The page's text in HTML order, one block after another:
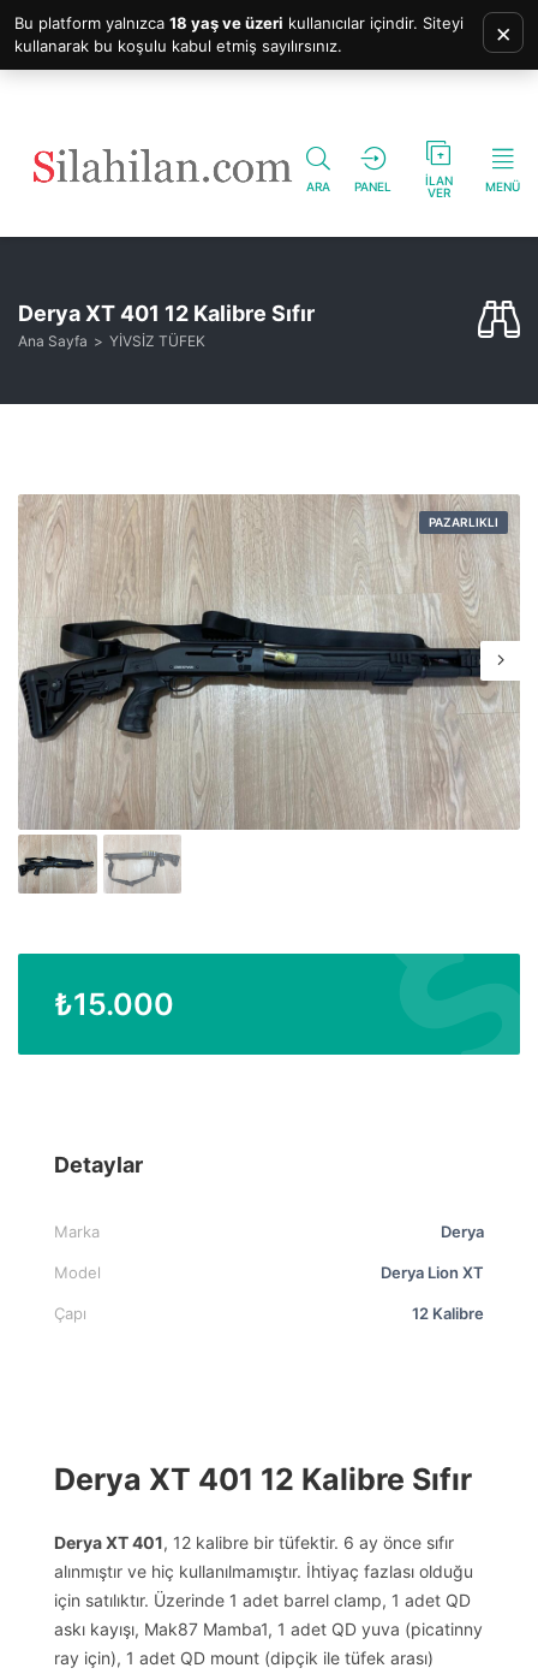
ARA PANEL
İLAN
VER
MENÜ
Derya XT 401 12 Kalibre Sıfır
Ana Sayfa YİVSİZ TÜFEK
PAZARLIKLI
₺15.000
Detaylar
Marka Derya
Model Derya Lion XT
Çapı 12 Kalibre
Derya XT 401 12 Kalibre Sıfır
Derya XT 401, 12 kalibre bir tüfektir. 6 ay önce sıfır
alınmıştır ve hiç kullanılmamıştır. İhtiyaç fazlası olduğu
için satılıktır. Üzerinde 1 adet barrel clamp, 1 adet QD
askı kayışı, Mak87 Mamba1, 1 adet QD yuva (picatinny
ray için), 1 adet QD mount (dipçik ile tüfek arası)
Bu platform yalnızca 18 yaş ve üzeri kullanıcılar içindir. Siteyi
kullanarak bu koşulu kabul etmiş sayılırsınız.
×